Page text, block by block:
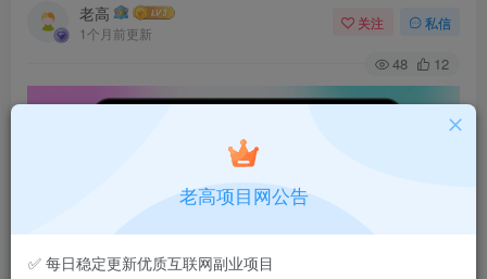
老高
1个月前更新
关注 私信
48 12
老高项目网公告
✅ 每日稳定更新优质互联网副业项目